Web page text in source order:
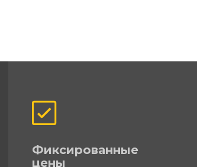
Фиксированные
цены